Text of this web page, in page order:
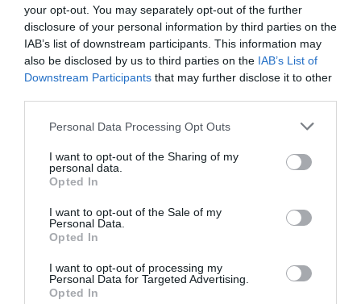
your opt-out. You may separately opt-out of the further
disclosure of your personal information by third parties on the
IAB’s list of downstream participants. This information may
also be disclosed by us to third parties on the IAB’s List of
Downstream Participants that may further disclose it to other
Please note that this website/app uses one or more Google
not limited to your visit or usage behaviour. You may click to
grant or deny consent to Google and its third-party tags to
use your data for below specified purposes in below Google
consent section.
Personal Data Processing Opt Outs
I want to opt-out of the Sharing of my
personal data.
Opted In
I want to opt-out of the Sale of my
Personal Data.
Opted In
I want to opt-out of processing my
Personal Data for Targeted Advertising.
Opted In